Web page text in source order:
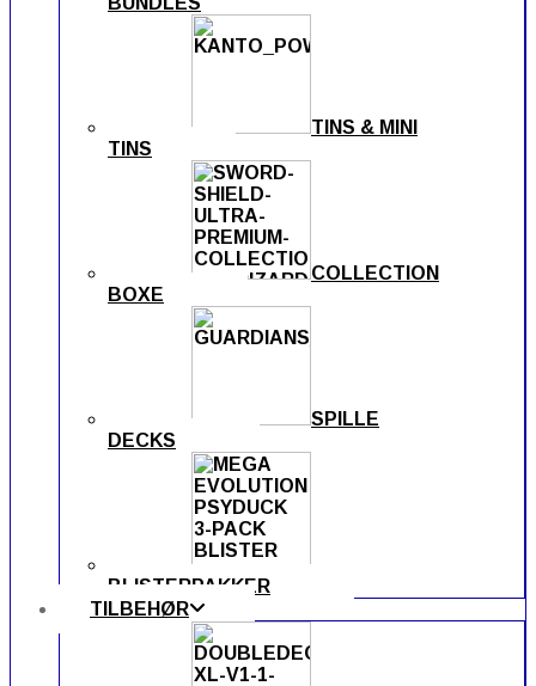
TINS & MINI
TINS
COLLECTION
BOXE
SPILLE
DECKS
BLISTERPAKKER
TILBEHØR